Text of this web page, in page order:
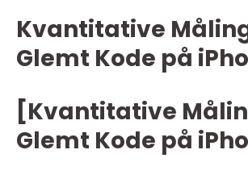
Kvantitative
Glemt Kode på
[Kvantitative
Glemt Kode på